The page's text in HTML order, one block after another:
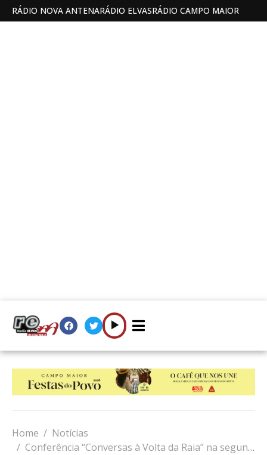
RÁDIO NOVA ANTENARÁDIO ELVASRÁDIO CAMPO MAIOR
Home
Notícias
Conferência “Conversas à Volta da Raia” na segunda-feira em Campo Maior